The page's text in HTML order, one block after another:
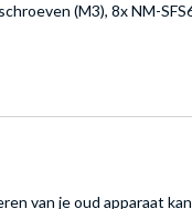
(M3), 8x NM-
van je oud apparaat